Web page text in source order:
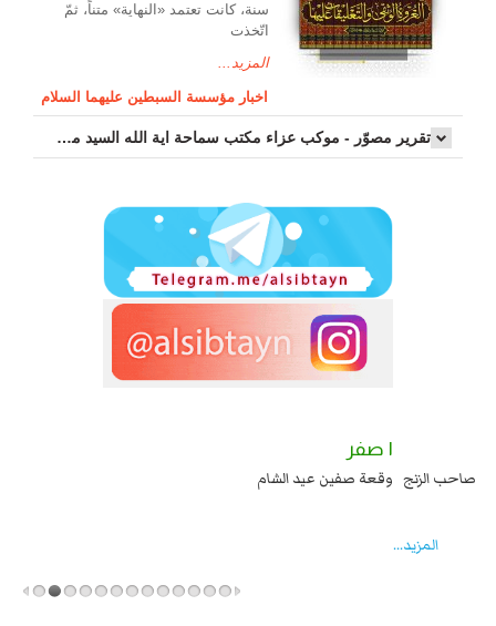
سنة، كانت تعتمد «النهاية» متناً، ثمّ
اتّخذت
المزيد...
اخبار مؤسسة السبطين عليهما السلام
تقرير مصوّر - موكب عزاء مکتب سماحة اية الله السيد مرتضى الموسوي الاصفهاني في يوم إستشهاد السيدة فاطم...
عند يزيد شهادة زيد بن علي بن الحسين عليهما السلام قتل صاحب الزنج